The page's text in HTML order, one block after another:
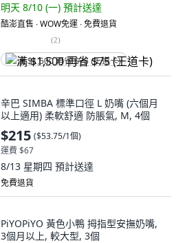
明天 8/10 (一) 預計送達
酷澎直售 ∙ WOW免運 ∙ 免費退貨
(2)
满 $1,500 再省 $75 (王道卡)
辛巴 SIMBA 標準口徑 L 奶嘴 (六個月
以上適用) 柔軟舒適 防脹氣, M, 4個
$215 ($53.75/1個)
運費 $67
8/13 星期四 預計送達
免費退貨
PiYOPiYO 黃色小鴨 拇指型安撫奶嘴,
3個月以上, 較大型, 3個